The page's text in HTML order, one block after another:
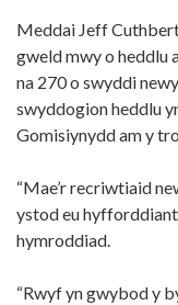
Meddai Jeff
gweld mwy o heddlu
na 270 o swyddi
swyddogion heddlu
Gomisiynydd am y
“Mae’r recriwtiaid
ystod eu
hymroddiad.
“Rwyf yn gwybod y